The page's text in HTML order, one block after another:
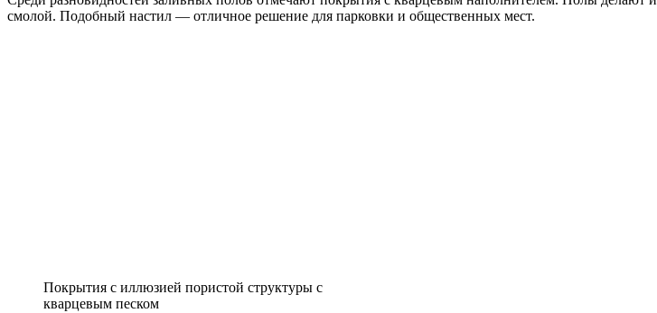
смолой. Подобный настил — отличное решение для парковки и общественных мест.
Покрытия с иллюзией пористой структуры с
кварцевым песком